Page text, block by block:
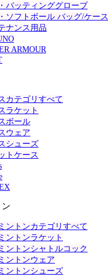
バッティンググローブ
ソフトボール バッグ/ケース
ナンス用品
ARMOUR
カテゴリすべて
ラケット
ボール
ウェア
シューズ
トケース
ントンカテゴリすべて
ントンラケット
ントンシャトルコック
ントンウェア
ントンシューズ